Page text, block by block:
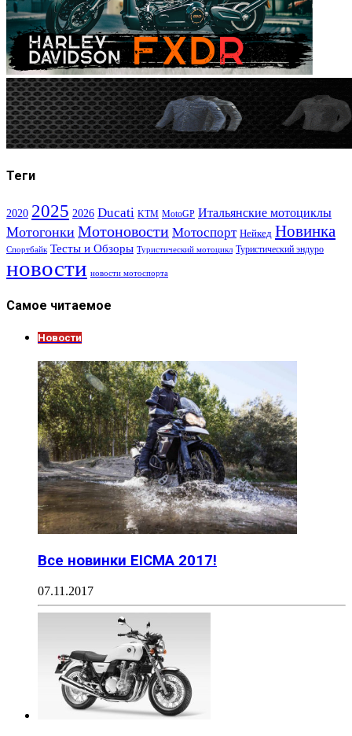
Теги
2020 2025 2026 Ducati KTM MotoGP Итальянские мотоциклы
Мотогонки Мотоновости Мотоспорт Нейкед Новинка
Спортбайк Тесты и Обзоры Туристический мотоцикл Туристический эндуро
новости новости мотоспорта
Самое читаемое
Новости
Все новинки EICMA 2017!
07.11.2017